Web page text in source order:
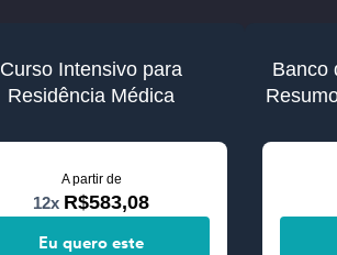
Curso Intensivo para
Residência Médica
A partir de
12x R$583,08
Eu quero este
Banco